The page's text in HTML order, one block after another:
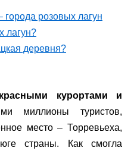
города розовых лагун
лагун?
деревня?
курортами и
миллионы туристов,
место – Торревьеха,
страны. Как смогла